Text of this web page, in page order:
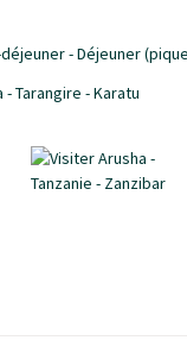
- Déjeuner